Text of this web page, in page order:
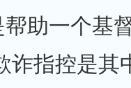
助一个基
诈指控是其